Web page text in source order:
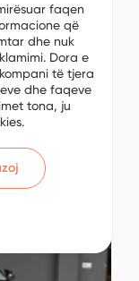
faqen
që
dhe nuk
Dora e
të tjera
dhe faqeve
tona, ju